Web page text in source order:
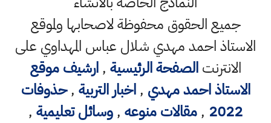
جميع الحقوق محفوظة لاصحابها ولموقع
الاستاذ احمد مهدي شلال عباس المهداوي على
الانترنتالصفحة الرئيسية ,ارشيف موقع
الاستاذ احمد مهدي ,اخبار التربية ,حذوفات
2022
,مقالات منوعه ,وسائل تعليمية ,